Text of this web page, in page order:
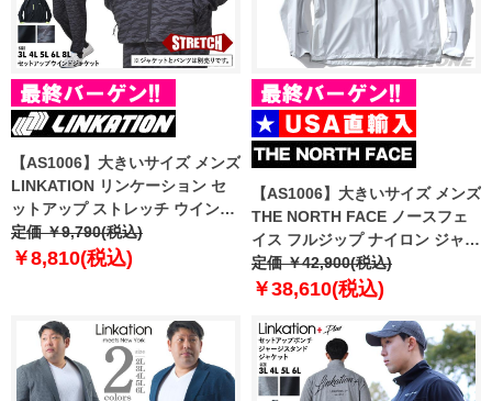
【AS1006】大きいサイズ メンズ
LINKATION リンケーション セ
ットアップ ストレッチ ウインド
ジャケット 撥水加工 アスレジャ
ー スポーツウェア lkb-230403
定価 ￥9,790(税込)
￥8,810(税込)
【AS1006】大きいサイズ メンズ
THE NORTH FACE ノースフェ
イス フルジップ ナイロン ジャケ
ット FRST DWN PACK JKT
USA直輸入 nf0a5iyy-53c
定価 ￥42,900(税込)
￥38,610(税込)